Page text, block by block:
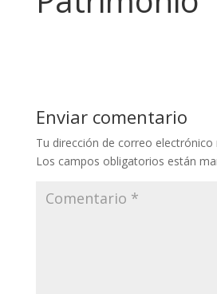
Enviar comentario
Tu dirección de correo electrónico
Los campos obligatorios están